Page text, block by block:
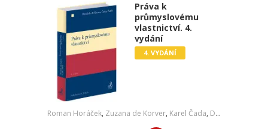
Práva k
průmyslovému
vlastnictví. 4.
vydání
4. VYDÁNÍ
Roman Horáček, Zuzana de Korver, Karel Čada, Daniel Patěk